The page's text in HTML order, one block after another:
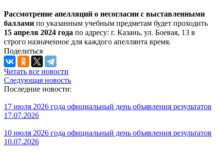
Рассмотрение апелляций о несогласии с выставленными
баллами по указанным учебным предметам будет проходить
15 апреля 2024 года по адресу: г. Казань, ул. Боевая, 13 в
строго назначенное для каждого апеллянта время.
Поделиться
Читать все новости
Следующая новость
Последние новости:
17 июля 2026 года официальный день объявления результатов
17.07.2026
10 июля 2026 года официальный день объявления результатов
10.07.2026